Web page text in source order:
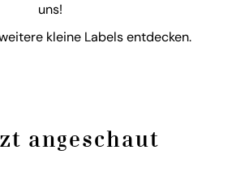
uns!
kleine Labels entdecken.
angeschaut